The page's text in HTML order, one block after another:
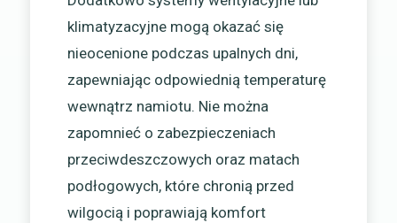
klimatyzacyjne mogą okazać się
nieocenione podczas upalnych dni,
zapewniając odpowiednią temperaturę
wewnątrz namiotu. Nie można
zapomnieć o zabezpieczeniach
przeciwdeszczowych oraz matach
podłogowych, które chronią przed
wilgocią i poprawiają komfort